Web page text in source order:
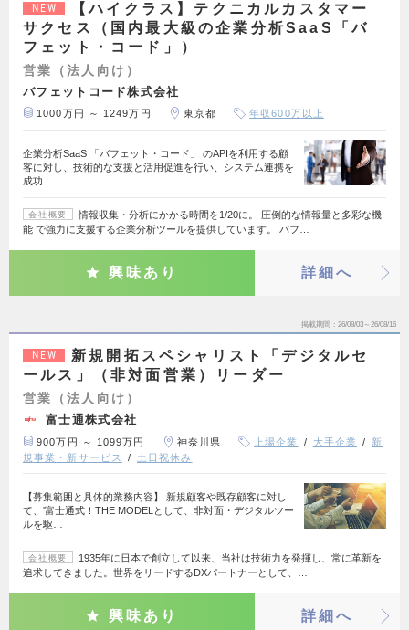
NEW
【ハイクラス】テクニカルカスタマー
サクセス（国内最大級の企業分析SaaS「バ
フェット・コード」）
営業（法人向け）
バフェットコード株式会社
1000万円 ～ 1249万円 東京都 年収600万以上
企業分析SaaS 「バフェット・コード」 のAPIを利用する顧
客に対し、技術的な支援と活用促進を行い、システム連携を
成功…
会社概要
情報収集・分析にかかる時間を1/20に。 圧倒的な情報量と多彩な機
能 で強力に支援する企業分析ツールを提供しています。 バフ…
興味あり 詳細へ
掲載期間 26/08/03～26/08/16
NEW
新規開拓スペシャリスト「デジタルセ
ールス」（非対面営業）リーダー
営業（法人向け）
富士通株式会社
900万円 ～ 1099万円 神奈川県 上場企業 大手企業
新
規事業・新サービス
土日祝休み
【募集範囲と具体的業務内容】 新規顧客や既存顧客に対し
て、'富士通式！THE MODELとして、非対面・デジタルツー
ルを駆…
会社概要
1935年に日本で創立して以来、当社は技術力を発揮し、常に革新を
追求してきました。世界をリードするDXパートナーとして、…
興味あり 詳細へ